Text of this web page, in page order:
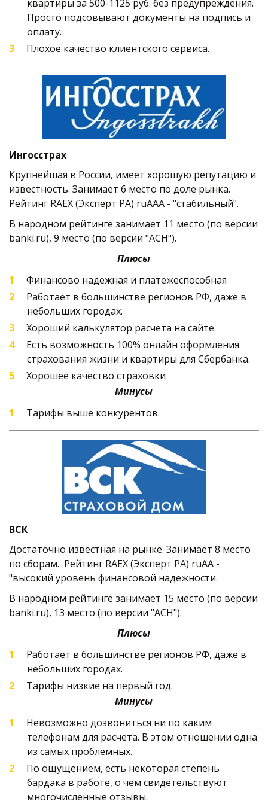
квартиры за 500-1125 руб. без предупреждения.
Просто подсовывают документы на подпись и
оплату.
Плохое качество клиентского сервиса.
Ингосстрах
Крупнейшая в России, имеет хорошую репутацию и
известность. Занимает 6 место по доле рынка.
Рейтинг RAEX (Эксперт РА) ruAAA - "стабильный".
В народном рейтинге занимает 11 место (по версии
banki.ru), 9 место (по версии "АСН").
Плюсы
Финансово надежная и платежеспособная
Работает в большинстве регионов РФ, даже в
небольших городах.
Хороший калькулятор расчета на сайте.
Есть возможность 100% онлайн оформления
страхования жизни и квартиры для Сбербанка.
Хорошее качество страховки
Минусы
Тарифы выше конкурентов.
ВСК
Достаточно известная на рынке. Занимает 8 место
по сборам.  Рейтинг RAEX (Эксперт РА) ruAA -
"высокий уровень финансовой надежности.
В народном рейтинге занимает 15 место (по версии
banki.ru), 13 место (по версии "АСН").
Плюсы
Работает в большинстве регионов РФ, даже в
небольших городах.
Тарифы низкие на первый год.
Минусы
Невозможно дозвониться ни по каким
телефонам для расчета. В этом отношении одна
из самых проблемных.
По ощущением, есть некоторая степень
бардака в работе, о чем свидетельствуют
многочисленные отзывы.